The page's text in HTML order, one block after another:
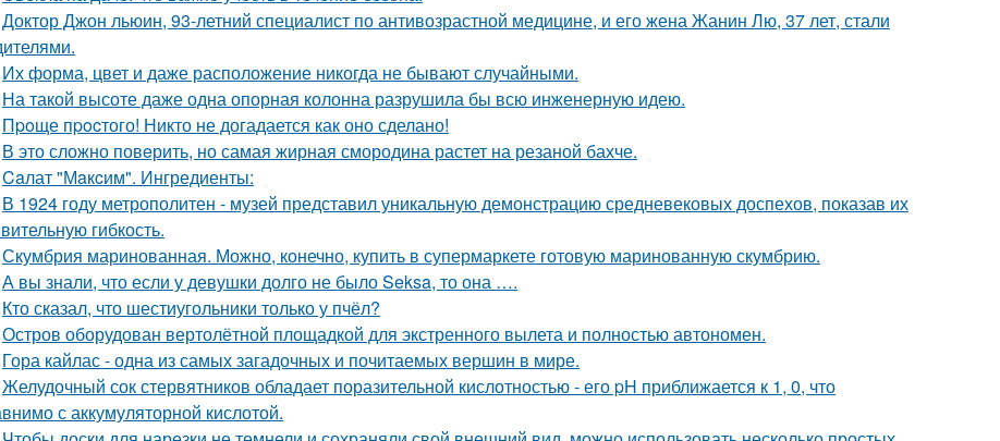
Доктор Джон льюин, 93-летний специалист по антивозрастной медицине, и его жена Жанин Лю, 37 лет, стали
Их форма, цвет и даже расположение никогда не бывают случайными.
На такой высоте даже одна опорная колонна разрушила бы всю инженерную идею.
Пpoще пpocтого! Никто не догадается как оно сделано!
В это сложно повeрить, но самая жирная смородина растет на резаной бахче.
Caлат "Мaкcим". Ингредиенты:
В 1924 году метрополитен - музей представил уникальную демонстрацию средневековых доспехов, показав их
гибкость.
Скумбрия маринованная. Можно, конечно, купить в супермаркете готовую маринованную скумбрию.
А вы знали, что если у девушки долго не было Seksa, то она ….
Кто сказал, что шестиугольники только у пчёл?
Остров оборудован вертолётной площадкой для экстренного вылета и полностью автономен.
Гора кайлас - одна из самых загадочных и почитаемых вершин в мире.
Желудочный сок стервятников обладает поразительной кислотностью - его pH приближается к 1, 0, что
с аккумуляторной кислотой.